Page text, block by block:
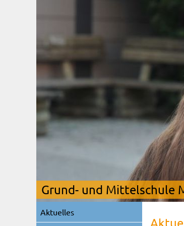
Grund- und Mittelschule
Navigation
überspringen
Aktuelles